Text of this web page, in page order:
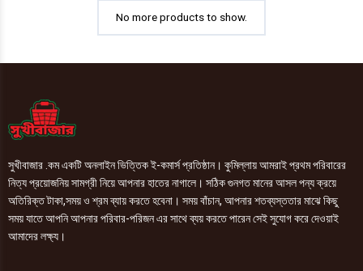
No more products to show.
সুখীবাজার .কম একটি অনলাইন ভিত্তিক ই-কমার্স প্রতিষ্ঠান। কুমিল্লায় আমরাই প্রথম পরিবারের
নিত্য প্রয়োজনিয় সামগ্রী নিয়ে আপনার হাতের নাগালে। সঠিক গুনগত মানের আসল পন্য ক্রয়ে
অতিরিক্ত টাকা,সময় ও শ্রম ব্যায় করতে হবেনা। সময় বাঁচান, আপনার শতব্যস্ততার মাঝে কিছু
সময় যাতে আপনি আপনার পরিবার-পরিজন এর সাথে ব্যয় করতে পারেন সেই সুযোগ করে দেওয়াই
আমাদের লক্ষ্য।